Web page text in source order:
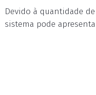
Devido à quantidade
sistema pode